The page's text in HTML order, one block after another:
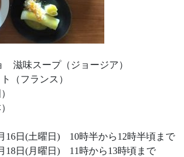
滋味スープ（ジョージア）
（フランス）
16日(土曜日) 10時半から12時半頃まで
18日(月曜日) 11時から13時頃まで